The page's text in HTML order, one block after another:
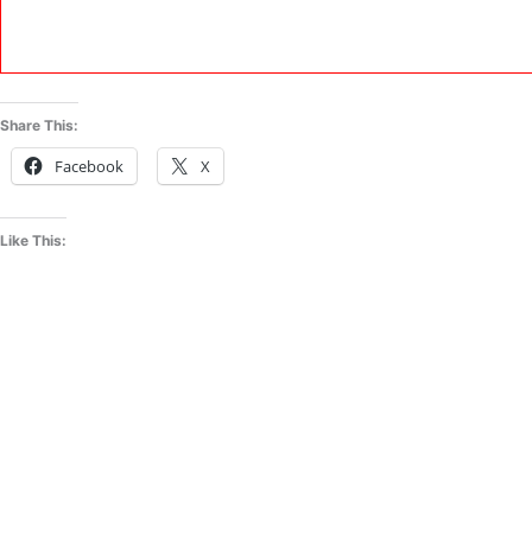
Share This:
Facebook X
Like This: